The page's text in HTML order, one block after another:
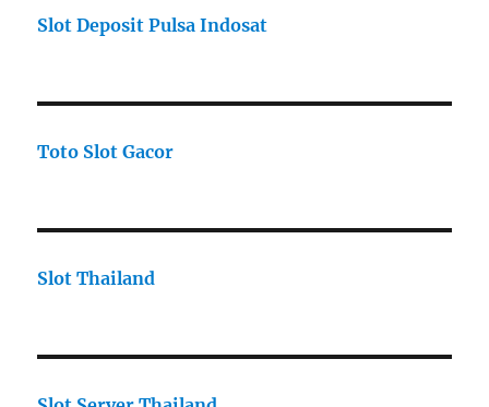
Slot Deposit Pulsa Indosat
Toto Slot Gacor
Slot Thailand